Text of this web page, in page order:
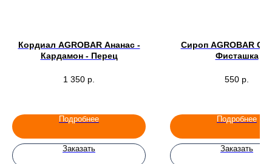
Кордиал AGROBAR Ананас -
Кардамон - Перец
1 350 р.
Подробнее
Заказать
Сироп AGROBAR
Фисташка
550 р.
Подробнее
Заказать